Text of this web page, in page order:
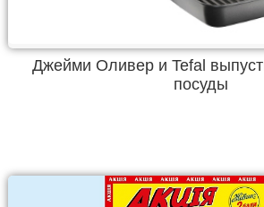
Джейми Оливер и Tefal
посуды